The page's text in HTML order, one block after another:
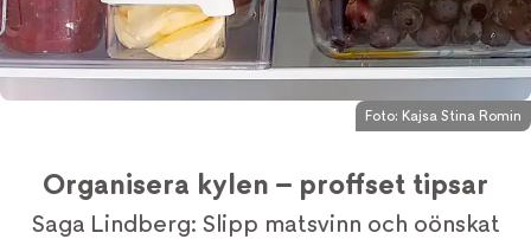
Foto: Kajsa Stina Romin
Organisera kylen – proffset tipsar
Saga Lindberg: Slipp matsvinn och oönskat